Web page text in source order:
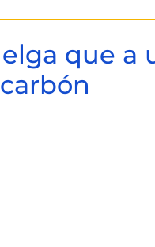
que a